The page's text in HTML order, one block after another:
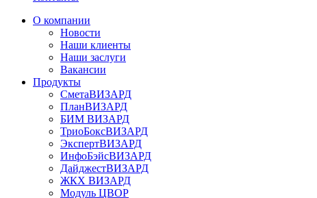
О компании
Новости
Наши клиенты
Наши заслуги
Вакансии
Продукты
СметаВИЗАРД
ПланВИЗАРД
БИМ ВИЗАРД
ТриоБоксВИЗАРД
ЭкспертВИЗАРД
ИнфоБэйсВИЗАРД
ДайджестВИЗАРД
ЖКХ ВИЗАРД
Модуль ЦВОР